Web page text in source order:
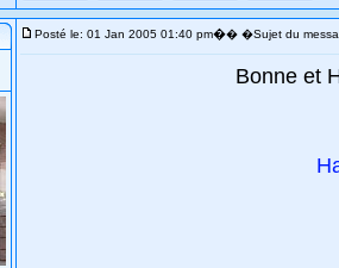
Posté le: 01 Jan 2005 01:40 pm�� �Sujet du
Bonne et